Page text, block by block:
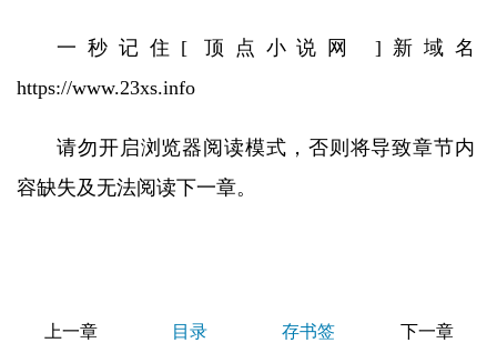
一秒记住[ 顶点小说网 ]新域名
https://www.23xs.info
请勿开启浏览器阅读模式，否则将导致章节内
容缺失及无法阅读下一章。
上一章 目录 存书签 下一章